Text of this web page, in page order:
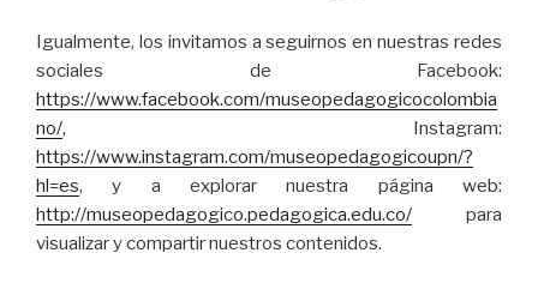
Igualmente, los invitamos a seguirnos en nuestras redes
sociales de Facebook:
https://www.facebook.com/museopedagogicocolombia
no/, Instagram:
https://www.instagram.com/museopedagogicoupn/?
hl=es, y a explorar nuestra página web:
http://museopedagogico.pedagogica.edu.co/ para
visualizar y compartir nuestros contenidos.